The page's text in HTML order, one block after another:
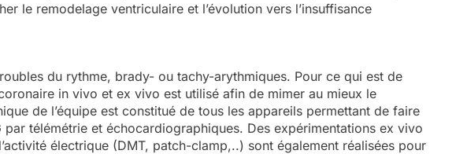
le remodelage ventriculaire et l’évolution vers l’insuffisance
du rythme, brady- ou tachy-arythmiques. Pour ce qui est de
in vivo et ex vivo est utilisé afin de mimer au mieux le
de l’équipe est constitué de tous les appareils permettant de faire
télémétrie et échocardiographiques. Des expérimentations ex vivo
électrique (DMT, patch-clamp,..) sont également réalisées pour